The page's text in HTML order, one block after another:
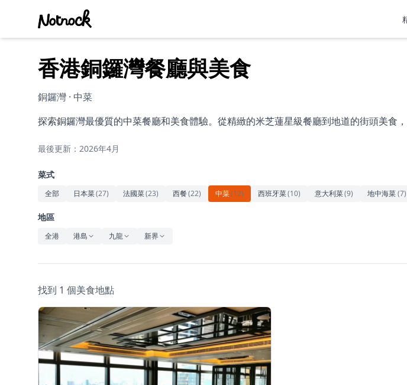
香港銅鑼灣餐廳與美食
銅鑼灣 · 中菜
探索銅鑼灣最優質的中菜餐廳和美食體驗。從精緻的米芝蓮星級餐廳到地道的街頭美食
最後更新：2026年4月
菜式
全部 日本菜(27) 法國菜(23) 西餐(22) 中菜(12) 西班牙菜(10) 意大利菜(9) 地中海菜(7)
地區
全港 港島 九龍 新界
找到 1 個美食地點